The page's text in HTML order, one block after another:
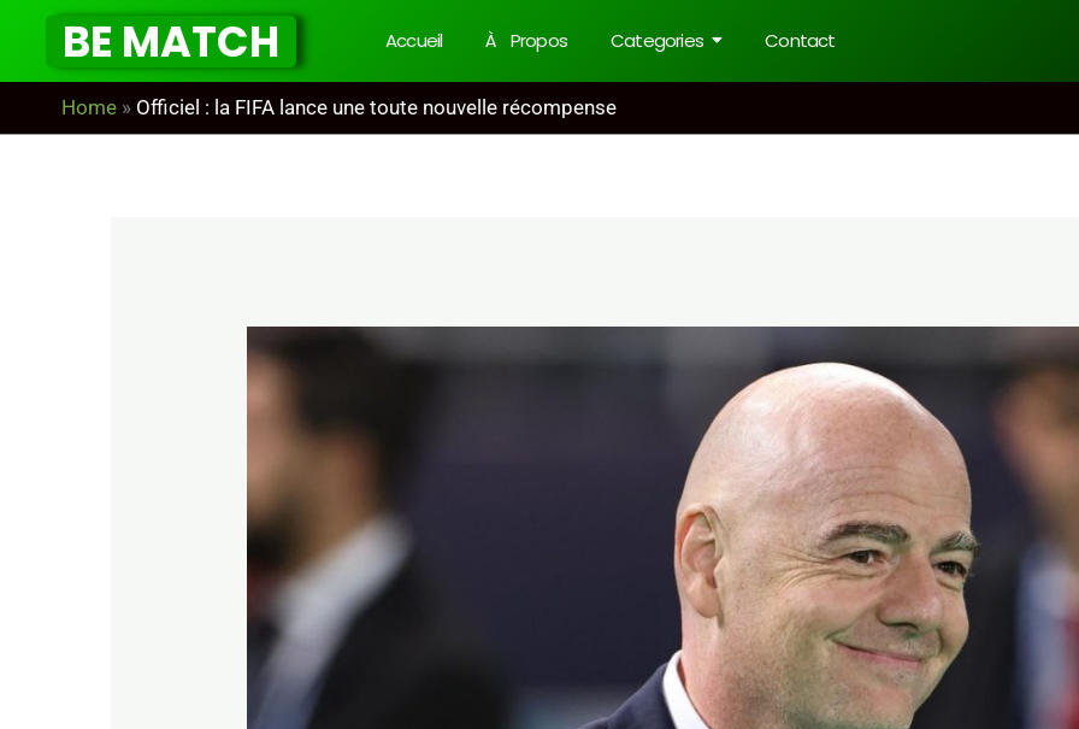
contenu
BE MATCH Accueil À Propos Categories Contact
Home » Officiel : la FIFA lance une toute nouvelle récompense